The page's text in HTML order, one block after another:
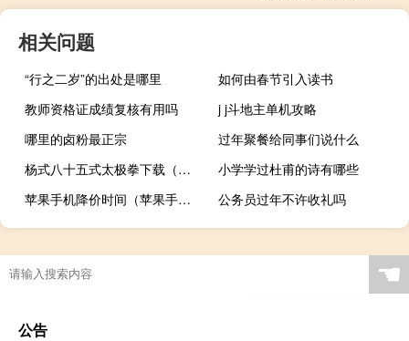
相关问题
“行之二岁”的出处是哪里
如何由春节引入读书
教师资格证成绩复核有用吗
j j斗地主单机攻略
哪里的卤粉最正宗
过年聚餐给同事们说什么
杨式八十五式太极拳下载（四十式杨氏太极拳mp3百度云）
小学学过杜甫的诗有哪些
苹果手机降价时间（苹果手机降价）
公务员过年不许收礼吗
☚
公告